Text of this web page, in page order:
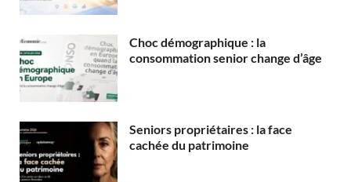
Choc démographique : la
consommation senior change d’âge
Seniors propriétaires : la face
cachée du patrimoine